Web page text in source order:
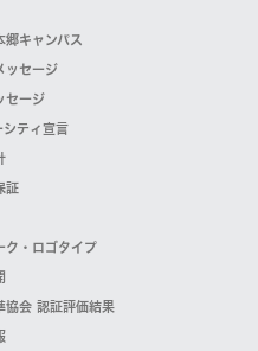
郷キャンパス
ッセージ
セージ
シティ宣言
証
ク・ロゴタイプ
協会 認証評価結果